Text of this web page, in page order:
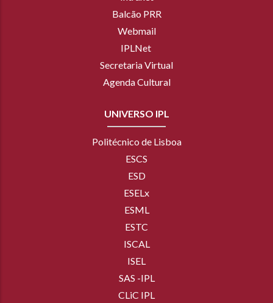
Balcão PRR
Webmail
IPLNet
Secretaria Virtual
Agenda Cultural
UNIVERSO IPL
Politécnico de Lisboa
ESCS
ESD
ESELx
ESML
ESTC
ISCAL
ISEL
SAS -IPL
CLiC IPL